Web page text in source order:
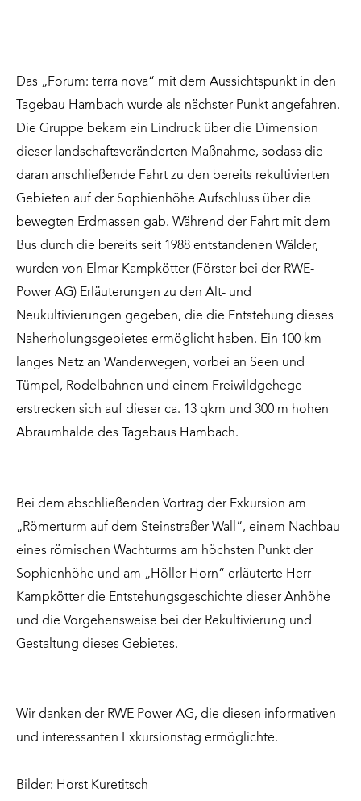
Das „Forum: terra nova“ mit dem Aussichtspunkt in den
Tagebau Hambach wurde als nächster Punkt angefahren.
Die Gruppe bekam ein Eindruck über die Dimension
dieser landschaftsveränderten Maßnahme, sodass die
daran anschließende Fahrt zu den bereits rekultivierten
Gebieten auf der Sophienhöhe Aufschluss über die
bewegten Erdmassen gab. Während der Fahrt mit dem
Bus durch die bereits seit 1988 entstandenen Wälder,
wurden von Elmar Kampkötter (Förster bei der RWE-
Power AG) Erläuterungen zu den Alt- und
Neukultivierungen gegeben, die die Entstehung dieses
Naherholungsgebietes ermöglicht haben. Ein 100 km
langes Netz an Wanderwegen, vorbei an Seen und
Tümpel, Rodelbahnen und einem Freiwildgehege
erstrecken sich auf dieser ca. 13 qkm und 300 m hohen
Abraumhalde des Tagebaus Hambach.
Bei dem abschließenden Vortrag der Exkursion am
„Römerturm auf dem Steinstraßer Wall“, einem Nachbau
eines römischen Wachturms am höchsten Punkt der
Sophienhöhe und am „Höller Horn“ erläuterte Herr
Kampkötter die Entstehungsgeschichte dieser Anhöhe
und die Vorgehensweise bei der Rekultivierung und
Gestaltung dieses Gebietes.
Wir danken der RWE Power AG, die diesen informativen
und interessanten Exkursionstag ermöglichte.
Bilder: Horst Kuretitsch